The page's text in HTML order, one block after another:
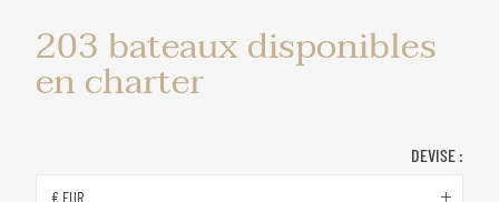
bateaux
disponibles
203 bateaux disponibles
en charter
DEVISE :
€ EUR